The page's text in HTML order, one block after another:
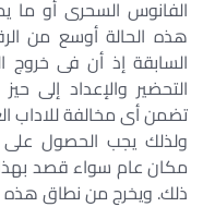
الفانوس السحرى أو ما
هذه الحالة أوسع من
السابقة إذ أن فى خروج
التحضير والإعداد إلى
تضمن أى مخالفة للاداب
ولذلك يجب الحصول
مكان عام سواء قصد
ذلك. ويخرج من نطاق هذه